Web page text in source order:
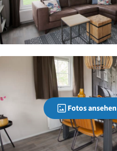
Fotos ansehen